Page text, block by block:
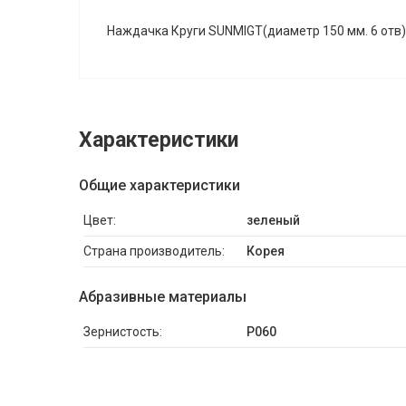
Наждачка Круги SUNMIGT(диаметр 150 мм. 6
Характеристики
Общие характеристики
Цвет: зеленый
Страна производитель: Корея
Абразивные материалы
Зернистость: P060